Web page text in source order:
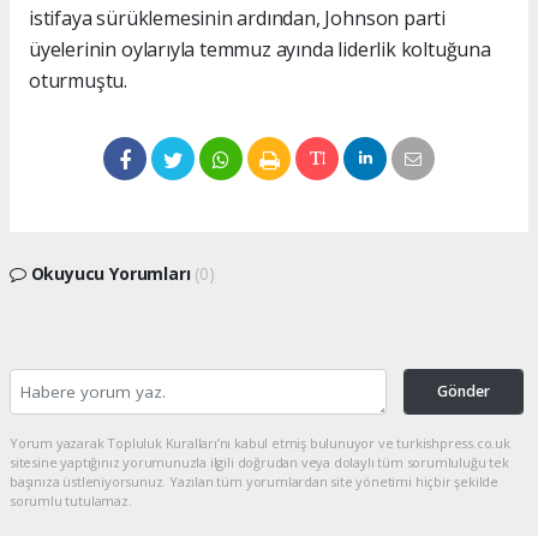
istifaya sürüklemesinin ardından, Johnson parti
üyelerinin oylarıyla temmuz ayında liderlik koltuğuna
oturmuştu.
Okuyucu Yorumları (0)
Gönder
Yorum yazarak Topluluk Kuralları’nı kabul etmiş bulunuyor ve turkishpress.co.uk
sitesine yaptığınız yorumunuzla ilgili doğrudan veya dolaylı tüm sorumluluğu tek
başınıza üstleniyorsunuz. Yazılan tüm yorumlardan site yönetimi hiçbir şekilde
sorumlu tutulamaz.